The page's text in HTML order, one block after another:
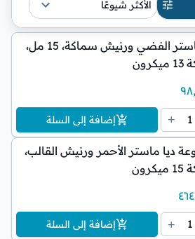
الأكثر شيوعًا
ديا ماستر الفضي ورنيش سماكة، 15 مل،
1
+ إضافة إلى السلة
ديا ماستر الأحمر ورنيش القالب،
1
+ إضافة إلى السلة